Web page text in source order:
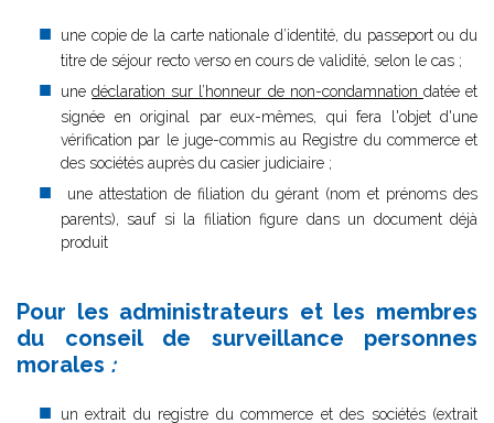
une copie de la carte nationale d’identité, du passeport ou du
titre de séjour recto verso en cours de validité, selon le cas ;
unedéclaration sur l’honneur de non-condamnation datée et
signée en original par eux-mêmes, qui fera l'objet d'une
vérification par le juge-commis au Registre du commerce et
des sociétés auprès du casier judiciaire ;
une attestation de filiation du gérant (nom et prénoms des
parents), sauf si la filiation figure dans un document déjà
produit
Pour les administrateurs et les membres
du conseil de surveillance personnes
morales :
un extrait du registre du commerce et des sociétés (extrait